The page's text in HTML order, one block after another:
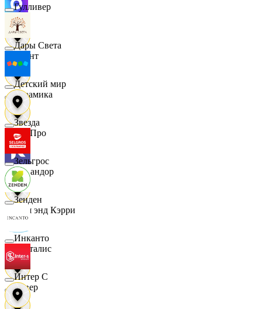
kari
Квант
Керамика
КитПро
Командор
Кэш энд Кэрри
Лакталис
Левер
Гулливер
Дары Света
Детский мир
Звезда
Зельгрос
Зенден
Инканто
Интер С